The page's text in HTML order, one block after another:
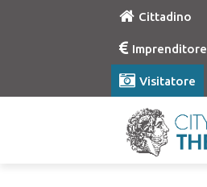
Cittadino
Imprenditore
Visitatore